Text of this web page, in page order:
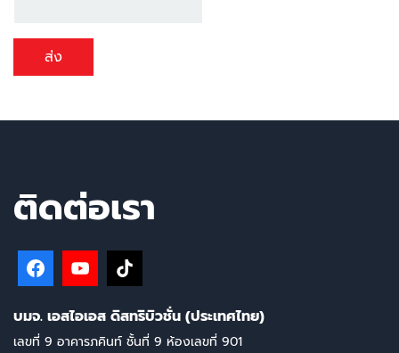
ส่ง
ติดต่อเรา
บมจ. เอสไอเอส ดิสทริบิวชั่น (ประเทศไทย)
เลขที่ 9 อาคารภคินท์ ชั้นที่ 9 ห้องเลขที่ 901